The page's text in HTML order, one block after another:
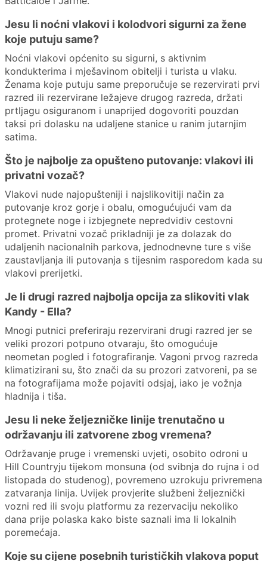
Jesu li noćni vlakovi i kolodvori sigurni za žene
koje putuju same?
Noćni vlakovi općenito su sigurni, s aktivnim
kondukterima i mješavinom obitelji i turista u vlaku.
Ženama koje putuju same preporučuje se rezervirati prvi
razred ili rezervirane ležajeve drugog razreda, držati
prtljagu osiguranom i unaprijed dogovoriti pouzdan
taksi pri dolasku na udaljene stanice u ranim jutarnjim
satima.
Što je najbolje za opušteno putovanje: vlakovi ili
privatni vozač?
Vlakovi nude najopušteniji i najslikovitiji način za
putovanje kroz gorje i obalu, omogućujući vam da
protegnete noge i izbjegnete nepredvidiv cestovni
promet. Privatni vozač prikladniji je za dolazak do
udaljenih nacionalnih parkova, jednodnevne ture s više
zaustavljanja ili putovanja s tijesnim rasporedom kada su
vlakovi prerijetki.
Je li drugi razred najbolja opcija za slikoviti vlak
Kandy - Ella?
Mnogi putnici preferiraju rezervirani drugi razred jer se
veliki prozori potpuno otvaraju, što omogućuje
neometan pogled i fotografiranje. Vagoni prvog razreda
klimatizirani su, što znači da su prozori zatvoreni, pa se
na fotografijama može pojaviti odsjaj, iako je vožnja
hladnija i tiša.
Jesu li neke željezničke linije trenutačno u
održavanju ili zatvorene zbog vremena?
Održavanje pruge i vremenski uvjeti, osobito odroni u
Hill Countryju tijekom monsuna (od svibnja do rujna i od
listopada do studenog), povremeno uzrokuju privremena
zatvaranja linija. Uvijek provjerite službeni željeznički
vozni red ili svoju platformu za rezervaciju nekoliko
dana prije polaska kako biste saznali ima li lokalnih
poremećaja.
Koje su cijene posebnih turističkih vlakova poput